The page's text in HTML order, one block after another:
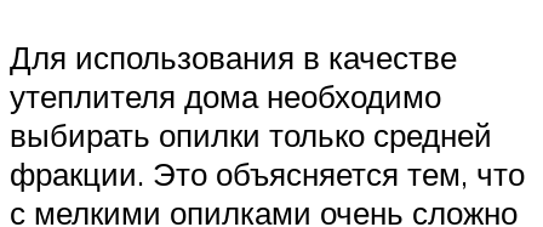
Для использования в качестве
утеплителя дома необходимо
выбирать опилки только средней
фракции. Это объясняется тем, что
с мелкими опилками очень сложно